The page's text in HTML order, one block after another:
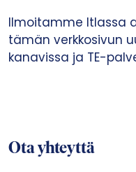
Ilmoitamme Itlassa
tämän verkkosivun
kanavissa ja TE-
Ota yhteyttä